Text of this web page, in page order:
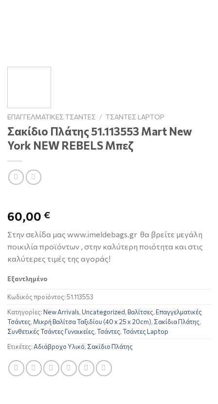
ΕΠΑΓΓΕΛΜΑΤΙΚΈΣ ΤΣΆΝΤΕΣ / ΤΣΆΝΤΕΣ LAPTOP
Σακίδιο Πλάτης 51.113553 Mart New
York NEW REBELS Μπεζ
60,00 €
Στην σελίδα μας www.imeldebags.gr θα βρείτε μεγάλη
ποικιλία προϊόντων , στην καλύτερη ποιότητα και στις
καλύτερες τιμές της αγοράς!
Εξαντλημένο
Κωδικός προϊόντος:51.113553
Κατηγορίες:New Arrivals,Uncategorized,Βαλίτσες,Επαγγελματικές
Τσάντες, Μικρή Βαλίτσα Ταξιδίου (40 x 25 x 20cm), Σακίδια Πλάτης,
Συνθετικές Τσάντες Γυναικείες,Τσάντες,Τσάντες Laptop
Ετικέτες:Αδιάβροχο Υλικό, Σακίδιο Πλάτης